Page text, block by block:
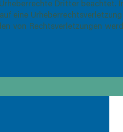
Urheberrechte Dritter beachtet.
eine
von Rechtsverletzungen